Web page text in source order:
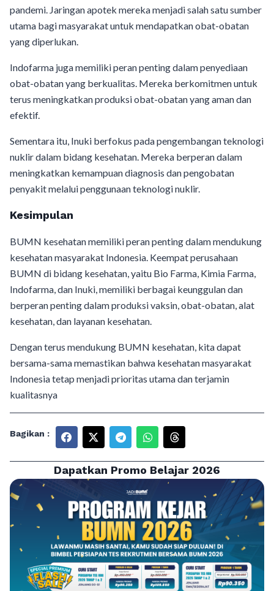
pandemi. Jaringan apotek mereka menjadi salah satu sumber
utama bagi masyarakat untuk mendapatkan obat-obatan
yang diperlukan.
Indofarma juga memiliki peran penting dalam penyediaan
obat-obatan yang berkualitas. Mereka berkomitmen untuk
terus meningkatkan produksi obat-obatan yang aman dan
efektif.
Sementara itu, Inuki berfokus pada pengembangan teknologi
nuklir dalam bidang kesehatan. Mereka berperan dalam
meningkatkan kemampuan diagnosis dan pengobatan
penyakit melalui penggunaan teknologi nuklir.
Kesimpulan
BUMN kesehatan memiliki peran penting dalam mendukung
kesehatan masyarakat Indonesia. Keempat perusahaan
BUMN di bidang kesehatan, yaitu Bio Farma, Kimia Farma,
Indofarma, dan Inuki, memiliki berbagai keunggulan dan
berperan penting dalam produksi vaksin, obat-obatan, alat
kesehatan, dan layanan kesehatan.
Dengan terus mendukung BUMN kesehatan, kita dapat
bersama-sama memastikan bahwa kesehatan masyarakat
Indonesia tetap menjadi prioritas utama dan terjamin
kualitasnya
Bagikan :
Dapatkan Promo Belajar 2026